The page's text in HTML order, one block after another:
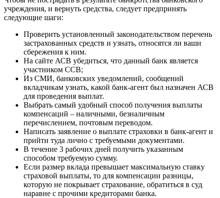
учреждения, и вернуть средства, следует предпринять
следующие шаги:
Проверить установленный законодательством перечень
застрахованных средств и узнать, относятся ли ваши
сбережения к ним.
На сайте АСВ убедиться, что данный банк является
участником ССВ;
Из СМИ, банковских уведомлений, сообщений
вкладчикам узнать, какой банк-агент был назначен АСВ
для проведения выплат.
Выбрать самый удобный способ получения выплаты
компенсаций – наличными, безналичным
перечислением, почтовым переводом.
Написать заявление о выплате страховки в банк-агент и
прийти туда лично с требуемыми документами.
В течение 3 рабочих дней получить указанным
способом требуемую сумму.
Если размер вклада превышает максимальную ставку
страховой выплаты, то для компенсации разницы,
которую не покрывает страхование, обратиться в суд
наравне с прочими кредиторами банка.